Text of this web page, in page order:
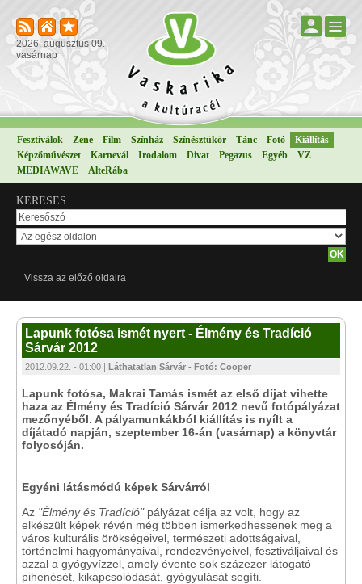
2026. augusztus 09.
vasárnap
Fesztiválok Zene Film Színház Színésztükör Tánc Fotó
Kiállítás
Képzőművészet
Karnevál Irodalom Divat Pegazus Egyéb
VZ
MEDIAWAVE
AlteRába
KERESÉS
Vissza az előző oldalra
Lapunk fotósa ismét nyert - Élmény és Tradíció
Sárvár 2012
2012.09.22. - 01:00 | Láthatatlan Sárvár - Fotó: Cooper
Lapunk fotósa, Makrai Tamás ismét az első díjat vihette
haza az Élmény és Tradíció Sárvár 2012 nevű fotópályázat
mezőnyéből. A pályamunkákból kiállítás is nyílt a
díjátadó napján, szeptember 16-án (vasárnap) a könyvtár
folyosóján.
Egyéni látásmódú képek Sárvárról
Az "Élmény és Tradíció"pályázat célja az volt, hogy az
elkészült képek révén még többen ismerkedhessenek meg a
város kulturális örökségeivel, természeti adottságaival,
történelmi hagyományaival, rendezvényeivel, fesztiváljaival és
azzal a gyógyvízzel, amely évente sok százezer látogató
pihenését, kikapcsolódását, gyógyulását segíti.